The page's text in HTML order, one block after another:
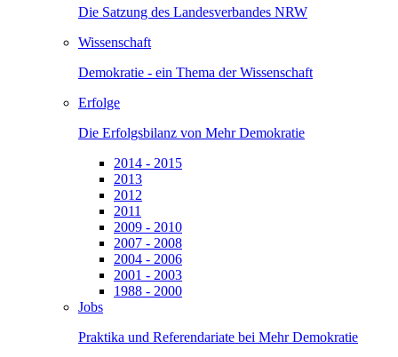
Die Satzung des Landesverbandes NRW
Wissenschaft
Demokratie - ein Thema der Wissenschaft
Erfolge
Die Erfolgsbilanz von Mehr Demokratie
2014 - 2015
2013
2012
2011
2009 - 2010
2007 - 2008
2004 - 2006
2001 - 2003
1988 - 2000
Jobs
Praktika und Referendariate bei Mehr Demokratie